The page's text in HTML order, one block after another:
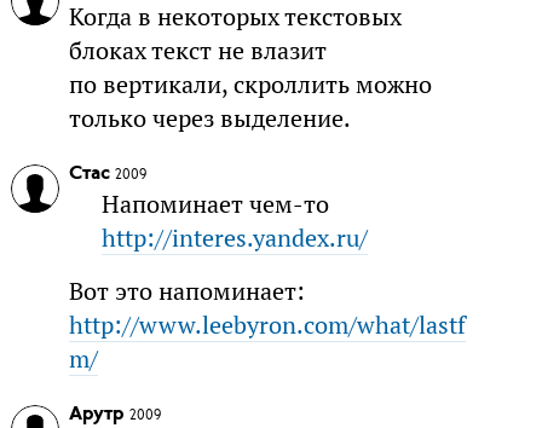
Когда в некоторых текстовых
блоках текст не влазит
по вертикали, скроллить можно
только через выделение.
Стас 2009
Напоминает чем-то
http://interes.yandex.ru/
Вот это напоминает:
http://www.leebyron.com/what/lastf
m/
Арутр 2009